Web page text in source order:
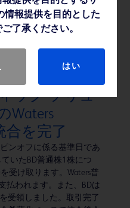
テーテル」シリーズよ
フレックス 女性用体外式
ィック™ 男性用体外式カ
ック ソリュ
Waters
合を完了
ンオフに係る基準日であ
いたBD普通株1株につ
受け取ります。Waters普
払われます。また、BDは
受領しました。取引完了
情報提供を目的とした
了承ください。
はい